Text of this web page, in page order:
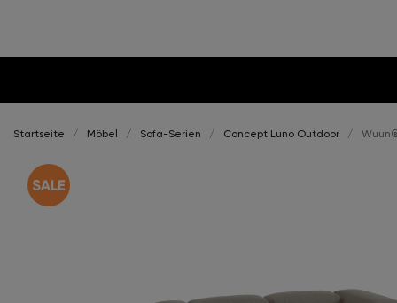
Startseite Möbel Sofa-Serien Concept Luno Outdoor